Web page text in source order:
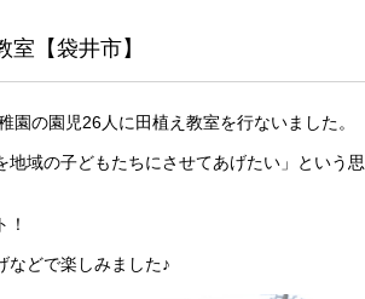
【袋井市】
の園児26人に田植え教室を行ないました。
域の子どもたちにさせてあげたい」という思
！
などで楽しみました♪